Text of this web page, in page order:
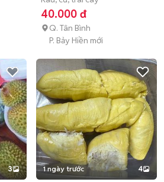
40.000 đ
Q. Tân Bình
P. Bảy Hiền mới
3 1 ngày trước 4